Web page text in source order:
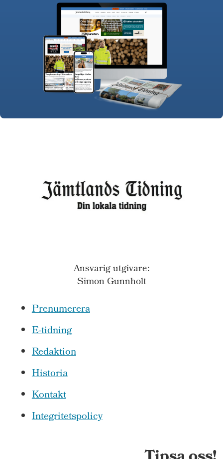
Ansvarig utgivare:
Simon Gunnholt
Prenumerera
E-tidning
Redaktion
Historia
Kontakt
Integritetspolicy